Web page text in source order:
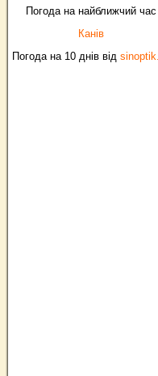
Погода на найближчий час
Канів
Погода на 10 днів від